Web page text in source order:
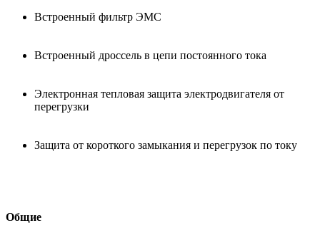
Встроенный фильтр ЭМС
Встроенный дроссель в цепи постоянного тока
Электронная тепловая защита электродвигателя от
перегрузки
Защита от короткого замыкания и перегрузок по току
Общие